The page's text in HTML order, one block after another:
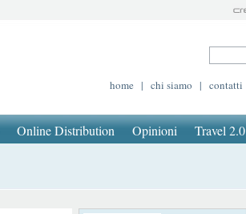
home | chi siamo | contatti
Online Distribution Opinioni Travel 2.0